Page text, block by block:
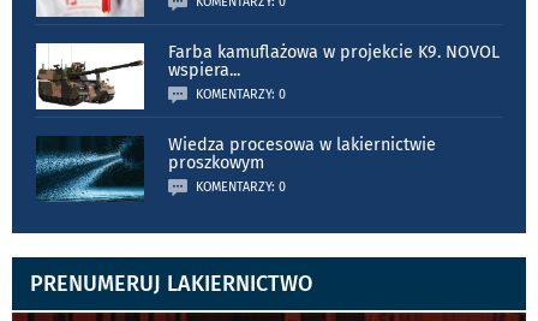
Farba kamuflażowa w projekcie K9. NOVOL
wspiera...
KOMENTARZY: 0
Wiedza procesowa w lakiernictwie
proszkowym
KOMENTARZY: 0
PRENUMERUJ LAKIERNICTWO